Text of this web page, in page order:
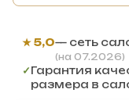
★ 5,0— сеть
(на 07.2026)
✓Гарантия
размера в